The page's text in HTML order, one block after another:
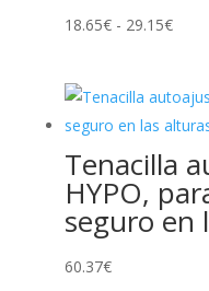
18.65€ - 29.15€Rango
hasta
Tenacilla
HYPO,
seguro en
60.37€